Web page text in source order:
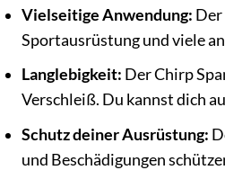
Vielseitige Anwendung: Der
Sportausrüstung und viele
Langlebigkeit: Der Chirp
Verschleiß. Du kannst dich
Schutz deiner Ausrüstung:
und Beschädigungen